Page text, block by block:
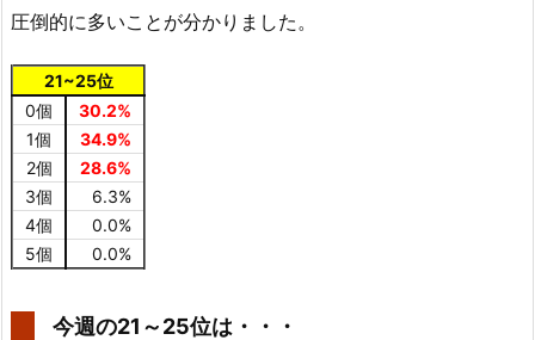
圧倒的に多いことが分かりました。
21~25位
0個
30.2%
1個
34.9%
2個
28.6%
3個
6.3%
4個
0.0%
5個
0.0%
今週の21～25位は・・・